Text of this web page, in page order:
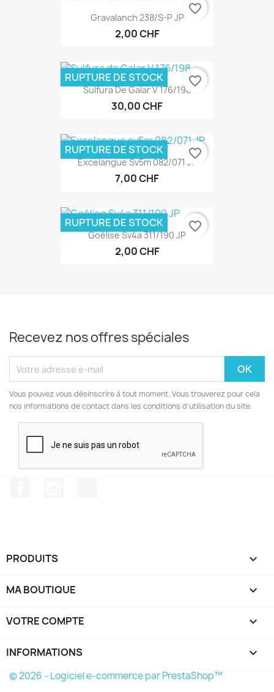
Gravalanch 238/S-P JP
2,00 CHF
favorite_border
Sulfura De Galar V 176/198
30,00 CHF
RUPTURE DE STOCK favorite_border
Excelangue Sv5m 082/071 JP
7,00 CHF
RUPTURE DE STOCK favorite_border
Goélise Sv4a 311/190 JP
2,00 CHF
RUPTURE DE STOCK favorite_border
Recevez nos offres spéciales
Vous pouvez vous désinscrire à tout moment. Vous trouverez pour cela
nos informations de contact dans les conditions d'utilisation du site.
PRODUITS 
MA BOUTIQUE 
VOTRE COMPTE 
INFORMATIONS keyboard_arrow_down
© 2026 - Logiciel e-commerce par PrestaShop™